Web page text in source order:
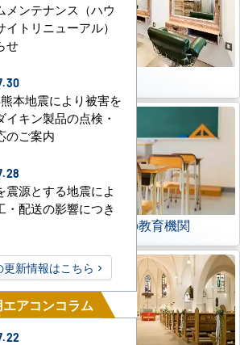
学校などの教育機関
メンテナンス（ハウ
イトリニューアル）
せ
本地震により被害を
イキン製品の点検・
のご案内
震源とする地震によ
・配送の影響につき
更新情報はこちら
アコンコラム